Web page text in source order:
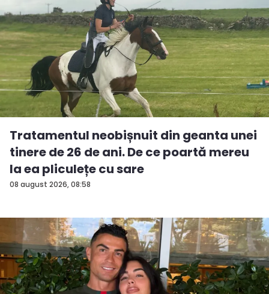
08 august 2026, 08:58
Tratamentul neobișnuit din geanta unei
tinere de 26 de ani. De ce poartă mereu
la ea pliculețe cu sare